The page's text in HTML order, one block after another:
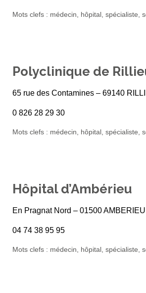
Mots clefs : médecin, hôpital, spécialiste,
Polyclinique de
65 rue des Contamines – 69140
0 826 28 29 30
Mots clefs : médecin, hôpital, spécialiste,
Hôpital d’Ambérieu
En Pragnat Nord – 01500
04 74 38 95 95
Mots clefs : médecin, hôpital, spécialiste,